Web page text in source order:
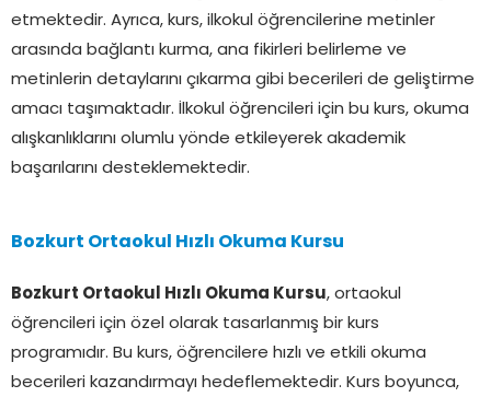
etmektedir. Ayrıca, kurs, ilkokul öğrencilerine metinler
arasında bağlantı kurma, ana fikirleri belirleme ve
metinlerin detaylarını çıkarma gibi becerileri de geliştirme
amacı taşımaktadır. İlkokul öğrencileri için bu kurs, okuma
alışkanlıklarını olumlu yönde etkileyerek akademik
başarılarını desteklemektedir.
Bozkurt Ortaokul Hızlı Okuma Kursu
Bozkurt Ortaokul Hızlı Okuma Kursu, ortaokul
öğrencileri için özel olarak tasarlanmış bir kurs
programıdır. Bu kurs, öğrencilere hızlı ve etkili okuma
becerileri kazandırmayı hedeflemektedir. Kurs boyunca,